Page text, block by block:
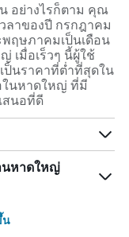
อย่างไรก็ตาม คุณ
ลาของปี กรกฎาคม
ฤษภาคมเป็นเดือน
เมื่อเร็วๆ นี้ผู้ใช้
ป็นราคาที่ต่ำที่สุดใน
ในหาดใหญ่ ที่มี
สนอที่ดี
นหาดใหญ่
น